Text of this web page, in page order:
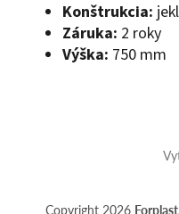
Konštrukcia:
Záruka: 2 roky
Výška: 750 mm
Copyright 2026